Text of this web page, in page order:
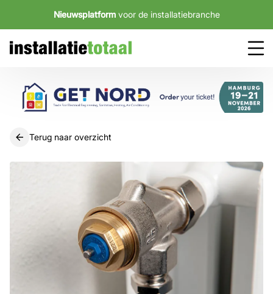
Nieuwsplatform voor de installatiebranche
Terug naar overzicht